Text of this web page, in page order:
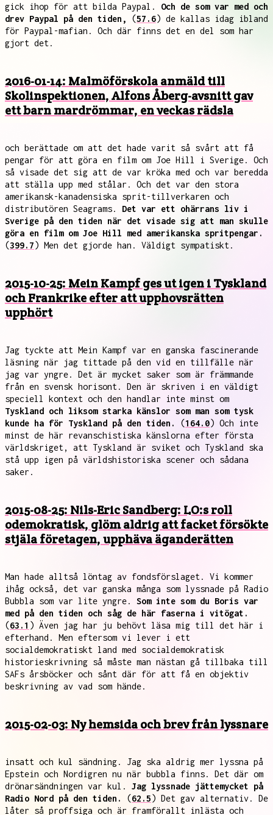
gick ihop för att bilda Paypal. Och de som var med och
drev Paypal på den tiden,
(57.6) de kallas idag ibland
för Paypal-mafian. Och där finns det en del som har
gjort det.
2016-01-14: Malmöförskola anmäld till
Skolinspektionen, Alfons Åberg-avsnitt gav
ett barn mardrömmar, en veckas rädsla
och berättade om att det hade varit så svårt att få
pengar för att göra en film om Joe Hill i Sverige. Och
så visade det sig att de var kröka med och var beredda
att ställa upp med stålar. Och det var den stora
amerikansk-kanadensiska sprit-tillverkaren och
distributören Seagrams. Det var ett ohärrans liv i
Sverige på den tiden när det visade sig att man skulle
göra en film om Joe Hill med amerikanska spritpengar.
(399.7) Men det gjorde han. Väldigt sympatiskt.
2015-10-25: Mein Kampf ges ut igen i Tyskland
och Frankrike efter att upphovsrätten
upphört
Jag tyckte att Mein Kampf var en ganska fascinerande
läsning när jag tittade på den vid en tillfälle när
jag var yngre. Det är mycket saker som är främmande
från en svensk horisont. Den är skriven i en väldigt
speciell kontext och den handlar inte minst om
Tyskland och liksom starka känslor som man som tysk
kunde ha för Tyskland på den tiden.
(164.0) Och inte
minst de här revanschistiska känslorna efter första
världskriget, att Tyskland är sviket och Tyskland ska
stå upp igen på världshistoriska scener och sådana
saker.
2015-08-25: Nils-Eric Sandberg: LO:s roll
odemokratisk, glöm aldrig att facket försökte
stjäla företagen, upphäva äganderätten
Man hade alltså löntag av fondsförslaget. Vi kommer
ihåg också, det var ganska många som lyssnade på Radio
Bubbla som var lite yngre. Som inte som du Boris var
med på den tiden och såg de här faserna i vitögat.
(63.1 ) Även jag har ju behövt läsa mig till det här i
efterhand. Men eftersom vi lever i ett
socialdemokratiskt land med socialdemokratisk
historieskrivning så måste man nästan gå tillbaka till
SAFs årsböcker och sånt där för att få en objektiv
beskrivning av vad som hände.
2015-02-03: Ny hemsida och brev från lyssnare
insatt och kul sändning. Jag ska aldrig mer lyssna på
Epstein och Nordigren nu när bubbla finns. Det där om
drönarsändningen var kul. Jag lyssnade jättemycket på
Radio Nord på den tiden.
(62.5) Det gav alternativ. De
låter så proffsiga och är framförallt inlästa och